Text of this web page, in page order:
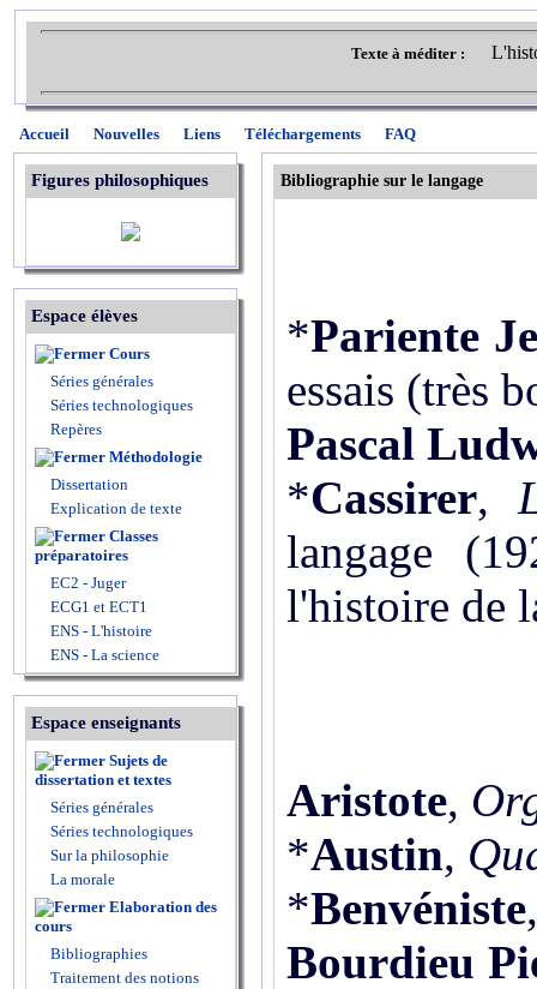
Texte à méditer :
Accueil Nouvelles Liens Téléchargements FAQ
Figures philosophiques
Espace élèves
Cours
Séries générales
Séries technologiques
Repères
Méthodologie
Dissertation
Explication de texte
Classes
préparatoires
EC2 - Juger
ECG1 et ECT1
ENS - L'histoire
ENS - La science
Espace enseignants
Sujets de
dissertation et textes
Séries générales
Séries technologiques
Sur la philosophie
La morale
Elaboration des
cours
Bibliographies
Traitement des notions
Bibliographie sur le langage
*Pariente
essais (très
Pascal
*Cassirer,
langage
l'histoire de
Aristote,
*Austin,
*Benvéniste
Bourdieu